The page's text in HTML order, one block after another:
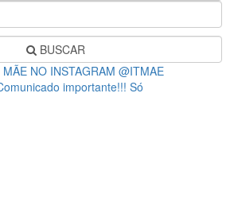
BUSCAR
NO INSTAGRAM @ITMAE
importante!!! Só